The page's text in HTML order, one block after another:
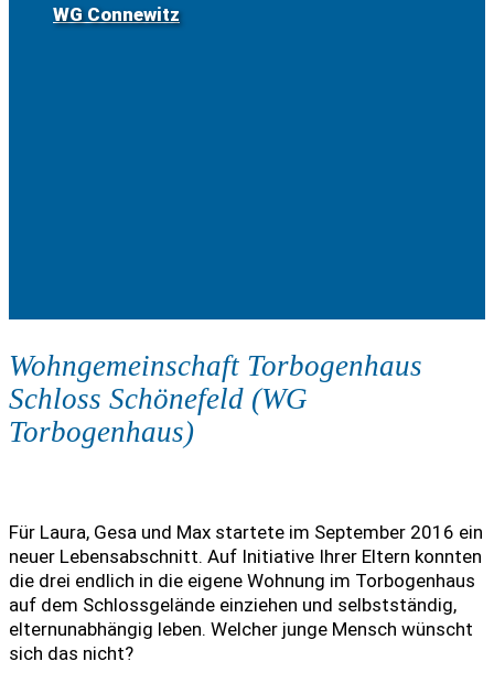
WG Connewitz
Wohngemeinschaft Torbogenhaus
Schloss Schönefeld (WG
Torbogenhaus)
Für Laura, Gesa und Max startete im September 2016 ein
neuer Lebensabschnitt. Auf Initiative Ihrer Eltern konnten
die drei endlich in die eigene Wohnung im Torbogenhaus
auf dem Schlossgelände einziehen und selbstständig,
elternunabhängig leben. Welcher junge Mensch wünscht
sich das nicht?